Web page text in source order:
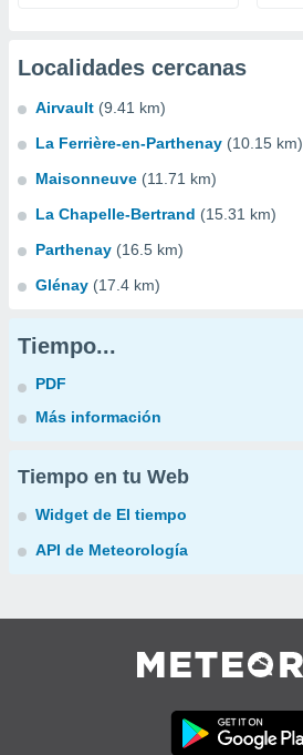
Localidades cercanas
Airvault (9.41 km)
La Ferrière-en-Parthenay (10.15 km)
Maisonneuve (11.71 km)
La Chapelle-Bertrand (15.31 km)
Parthenay (16.5 km)
Glénay (17.4 km)
Tiempo...
PDF
Más información
Tiempo en tu Web
Widget de El tiempo
API de Meteorología